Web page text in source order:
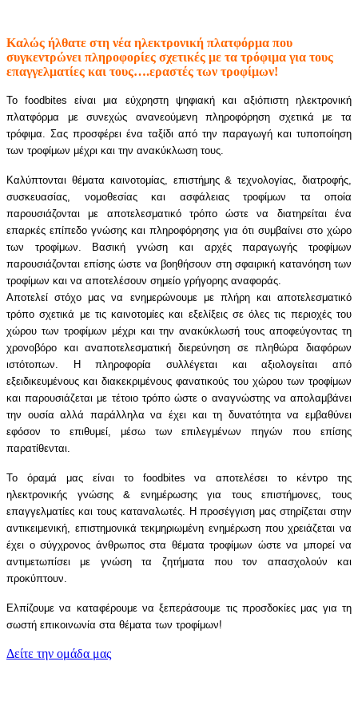
Καλώς ήλθατε στη νέα ηλεκτρονική πλατφόρμα που
συγκεντρώνει πληροφορίες σχετικές με τα τρόφιμα για τους
επαγγελματίες και τους….εραστές των τροφίμων!
Το foodbites είναι μια εύχρηστη ψηφιακή και αξιόπιστη ηλεκτρονική
πλατφόρμα με συνεχώς ανανεούμενη πληροφόρηση σχετικά με τα
τρόφιμα. Σας προσφέρει ένα ταξίδι από την παραγωγή και τυποποίηση
των τροφίμων μέχρι και την ανακύκλωση τους.
Καλύπτονται θέματα καινοτομίας, επιστήμης & τεχνολογίας, διατροφής,
συσκευασίας, νομοθεσίας και ασφάλειας τροφίμων τα οποία
παρουσιάζονται με αποτελεσματικό τρόπο ώστε να διατηρείται ένα
επαρκές επίπεδο γνώσης και πληροφόρησης για ότι συμβαίνει στο χώρο
των τροφίμων. Βασική γνώση και αρχές παραγωγής τροφίμων
παρουσιάζονται επίσης ώστε να βοηθήσουν στη σφαιρική κατανόηση των
τροφίμων και να αποτελέσουν σημείο γρήγορης αναφοράς.
Αποτελεί στόχο μας να ενημερώνουμε με πλήρη και αποτελεσματικό
τρόπο σχετικά με τις καινοτομίες και εξελίξεις σε όλες τις περιοχές του
χώρου των τροφίμων μέχρι και την ανακύκλωσή τους αποφεύγοντας τη
χρονοβόρο και αναποτελεσματική διερεύνηση σε πληθώρα διαφόρων
ιστότοπων. Η πληροφορία συλλέγεται και αξιολογείται από
εξειδικευμένους και διακεκριμένους φανατικούς του χώρου των τροφίμων
και παρουσιάζεται με τέτοιο τρόπο ώστε ο αναγνώστης να απολαμβάνει
την ουσία αλλά παράλληλα να έχει και τη δυνατότητα να εμβαθύνει
εφόσον το επιθυμεί, μέσω των επιλεγμένων πηγών που επίσης
παρατίθενται.
Το όραμά μας είναι το foodbites να αποτελέσει το κέντρο της
ηλεκτρονικής γνώσης & ενημέρωσης για τους επιστήμονες, τους
επαγγελματίες και τους καταναλωτές. Η προσέγγιση μας στηρίζεται στην
αντικειμενική, επιστημονικά τεκμηριωμένη ενημέρωση που χρειάζεται να
έχει ο σύγχρονος άνθρωπος στα θέματα τροφίμων ώστε να μπορεί να
αντιμετωπίσει με γνώση τα ζητήματα που τον απασχολούν και
προκύπτουν.
Ελπίζουμε να καταφέρουμε να ξεπεράσουμε τις προσδοκίες μας για τη
σωστή επικοινωνία στα θέματα των τροφίμων!
Δείτε την ομάδα μας